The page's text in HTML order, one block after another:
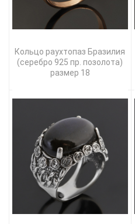
Кольцо раухтопаз Бразилия
(серебро 925 пр. позолота)
размер 18